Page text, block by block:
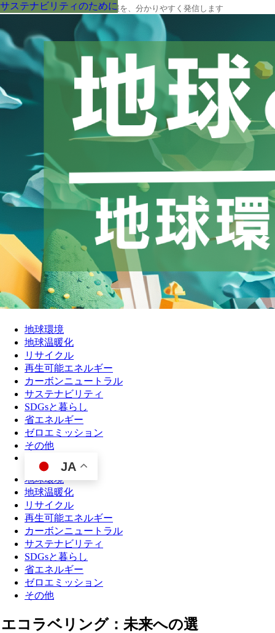
地球の今と未来に役立つ環境情報を、分かりやすく発信します
地球環境
地球温暖化
リサイクル
再生可能エネルギー
カーボンニュートラル
サステナビリティ
SDGsと暮らし
省エネルギー
ゼロエミッション
その他
JA
地球環境
地球温暖化
リサイクル
再生可能エネルギー
カーボンニュートラル
サステナビリティ
SDGsと暮らし
省エネルギー
ゼロエミッション
その他
エコラベリング：未来への選
サステナビリティのために
サステナビリティのために
サステナビリティのために
サステナビリティのために
サステナビリティのために
サステナビリティのために
サステナビリティのために
サステナビリティのために
サステナビリティのために